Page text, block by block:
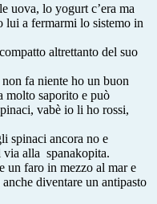
uova, lo yogurt c’era ma
lui a fermarmi lo sistemo in
altrettanto del suo
fa niente ho un buon
molto saporito e può
vabè io li ho rossi,
spinaci ancora no e
via alla spanakopita.
un faro in mezzo al mar e
diventare un antipasto